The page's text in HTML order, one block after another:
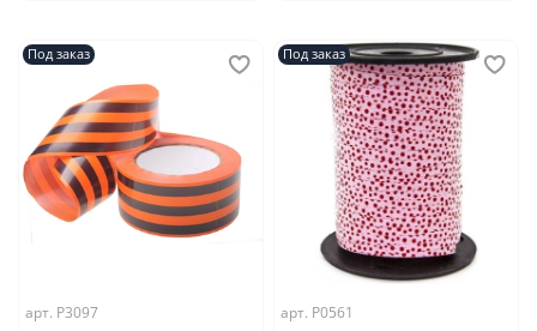
Под заказ
арт. P3097
Под заказ
арт. P0561